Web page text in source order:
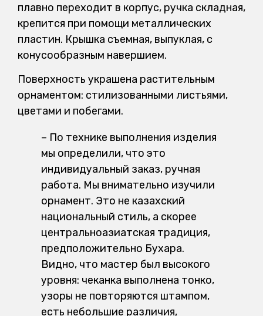
плавно переходит в корпус, ручка складная,
крепится при помощи металлических
пластин. Крышка съемная, выпуклая, с
конусообразным навершием.
Поверхность украшена растительным
орнаментом: стилизованными листьями,
цветами и побегами.
– По технике выполнения изделия
мы определили, что это
индивидуальный заказ, ручная
работа. Мы внимательно изучили
орнамент. Это не казахский
национальный стиль, а скорее
центральноазиатская традиция,
предположительно Бухара.
Видно, что мастер был высокого
уровня: чеканка выполнена тонко,
узоры не повторяются штампом,
есть небольшие различия,